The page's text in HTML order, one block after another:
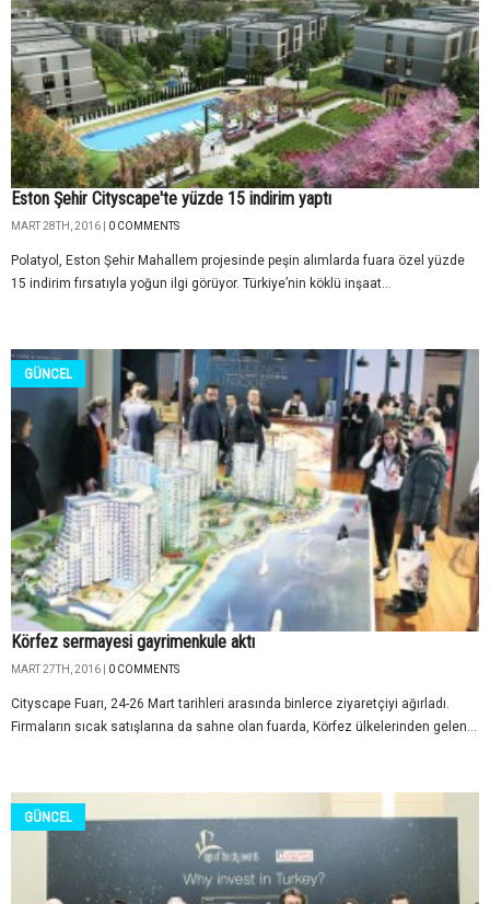
Eston Şehir Cityscape'te yüzde 15 indirim yaptı
MART 28TH, 2016 | 0 COMMENTS
Polatyol, Eston Şehir Mahallem projesinde peşin alımlarda fuara özel yüzde
15 indirim fırsatıyla yoğun ilgi görüyor. Türkiye’nin köklü inşaat...
GÜNCEL
Körfez sermayesi gayrimenkule aktı
MART 27TH, 2016 | 0 COMMENTS
Cityscape Fuarı, 24-26 Mart tarihleri arasında binlerce ziyaretçiyi ağırladı.
Firmaların sıcak satışlarına da sahne olan fuarda, Körfez ülkelerinden gelen...
GÜNCEL